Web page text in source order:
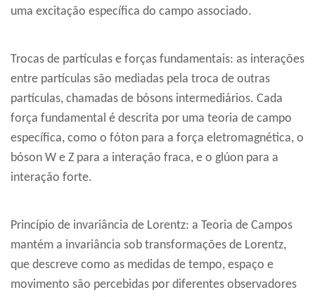
uma excitação específica do campo associado.
Trocas de partículas e forças fundamentais: as interações
entre partículas são mediadas pela troca de outras
partículas, chamadas de bósons intermediários. Cada
força fundamental é descrita por uma teoria de campo
específica, como o fóton para a força eletromagnética, o
bóson W e Z para a interação fraca, e o glúon para a
interação forte.
Princípio de invariância de Lorentz: a Teoria de Campos
mantém a invariância sob transformações de Lorentz,
que descreve como as medidas de tempo, espaço e
movimento são percebidas por diferentes observadores